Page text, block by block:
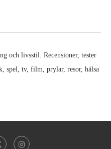
och livsstil. Recensioner, tester
spel, tv, film, prylar, resor, hälsa